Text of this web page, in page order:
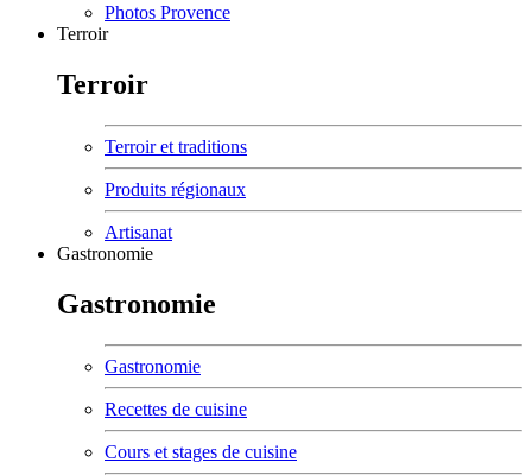
Photos Provence
Terroir
Terroir
Terroir et traditions
Produits régionaux
Artisanat
Gastronomie
Gastronomie
Gastronomie
Recettes de cuisine
Cours et stages de cuisine